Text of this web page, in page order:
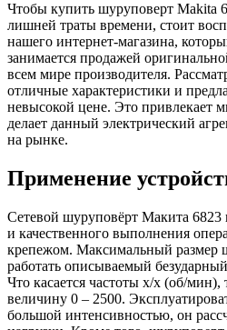
Чтобы купить шуруповерт Makita
лишней траты времени, стоит
нашего интернет-магазина,
занимается продажей
всем мире производителя.
отличные характеристики и
невысокой цене. Это привлекает
делает данный электрический
на рынке.
Применение
Сетевой шуруповёрт Макита 6823
и качественного выполнения
крепежом. Максимальный размер
работать описываемый
Что касается частоты х/х (об/
величину 0 – 2500.
большой интенсивностью, он